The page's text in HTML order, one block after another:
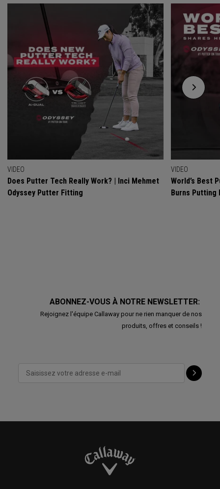
VIDEO
Does Putter Tech Really Work? | Inci Mehmet
Odyssey Putter Fitting
VIDEO
World’s Best
Burns Putting
ABONNEZ-VOUS À NOTRE NEWSLETTER:
Rejoignez l'équipe Callaway pour ne rien manquer de nos
produits, offres et conseils !